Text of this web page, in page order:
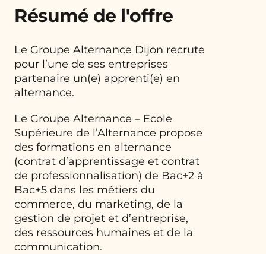
Résumé de l'offre
Le Groupe Alternance Dijon recrute
pour l’une de ses entreprises
partenaire un(e) apprenti(e) en
alternance.
Le Groupe Alternance – Ecole
Supérieure de l’Alternance propose
des formations en alternance
(contrat d’apprentissage et contrat
de professionnalisation) de Bac+2 à
Bac+5 dans les métiers du
commerce, du marketing, de la
gestion de projet et d’entreprise,
des ressources humaines et de la
communication.